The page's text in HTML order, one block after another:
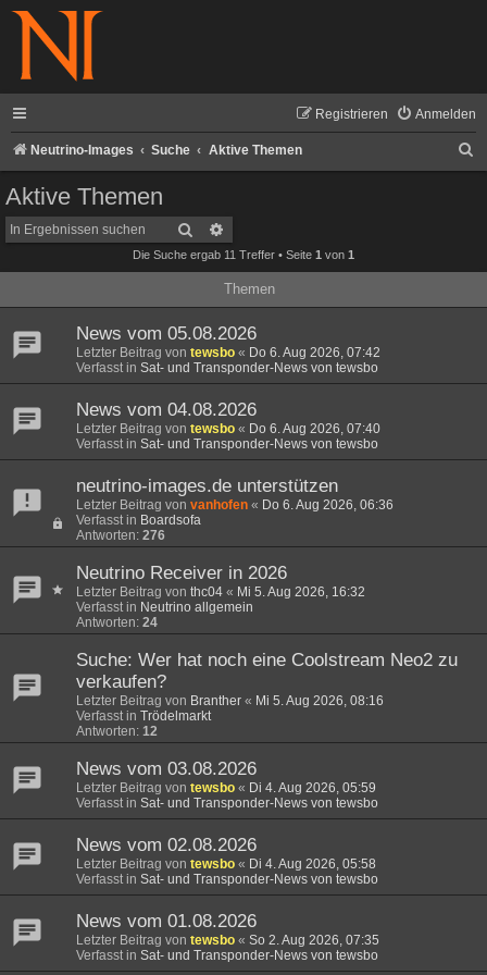
Anmelden
Registrieren
Neutrino-Images Suche Aktive Themen
Aktive Themen
Suche
Die Suche ergab 11 Treffer • Seite 1 von 1
Themen
News vom 05.08.2026
Letzter Beitrag von tewsbo « Do 6. Aug 2026, 07:42
Verfasst in Sat- und Transponder-News von tewsbo
News vom 04.08.2026
Letzter Beitrag von tewsbo « Do 6. Aug 2026, 07:40
Verfasst in Sat- und Transponder-News von tewsbo
neutrino-images.de unterstützen
Letzter Beitrag von vanhofen « Do 6. Aug 2026, 06:36
Verfasst in Boardsofa
Antworten: 276
Neutrino Receiver in 2026
Letzter Beitrag von thc04 « Mi 5. Aug 2026, 16:32
Verfasst in Neutrino allgemein
Antworten: 24
Suche: Wer hat noch eine Coolstream Neo2 zu
verkaufen?
Letzter Beitrag von Branther « Mi 5. Aug 2026, 08:16
Verfasst in Trödelmarkt
Antworten: 12
News vom 03.08.2026
Letzter Beitrag von tewsbo « Di 4. Aug 2026, 05:59
Verfasst in Sat- und Transponder-News von tewsbo
News vom 02.08.2026
Letzter Beitrag von tewsbo « Di 4. Aug 2026, 05:58
Verfasst in Sat- und Transponder-News von tewsbo
News vom 01.08.2026
Letzter Beitrag von tewsbo « So 2. Aug 2026, 07:35
Verfasst in Sat- und Transponder-News von tewsbo